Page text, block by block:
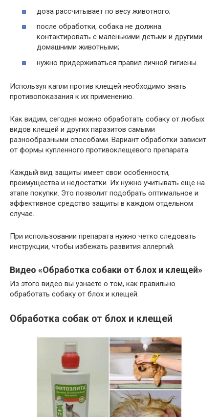
доза рассчитывает по весу животного;
после обработки, собака не должна
контактировать с маленькими детьми и другими
домашними животными;
нужно придерживаться правил личной гигиены.
Используя капли против клещей необходимо знать
противопоказания к их применению.
Как видим, сегодня можно обработать собаку от любых
видов клещей и других паразитов самыми
разнообразными способами. Вариант обработки зависит
от формы купленного противоклещевого препарата.
Каждый вид защиты имеет свои особенности,
преимущества и недостатки. Их нужно учитывать еще на
этапе покупки. Это позволит подобрать оптимальное и
эффективное средство защиты в каждом отдельном
случае.
При использовании препарата нужно четко следовать
инструкции, чтобы избежать развития аллергий.
Видео «Обработка собаки от блох и клещей»
Из этого видео вы узнаете о том, как правильно
обработать собаку от блох и клещей.
Обработка собак от блох и клещей